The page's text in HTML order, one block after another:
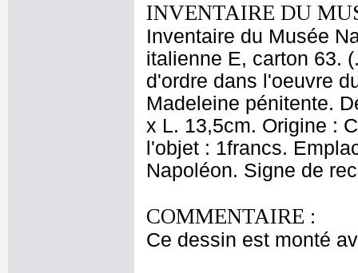
INVENTAIRE DU
Inventaire du Musée
italienne E, carton 63.
d'ordre dans l'oeuvre
Madeleine pénitente.
x L. 13,5cm. Origine :
l'objet : 1francs.
Napoléon. Signe de
COMMENTAIRE :
Ce dessin est monté